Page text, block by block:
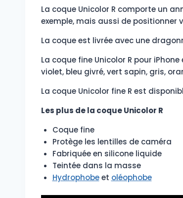
La coque Unicolor R comporte un
exemple, mais aussi de positionner
La coque est livrée avec une
La coque fine Unicolor R pour
violet, bleu givré, vert sapin, gris,
La coque Unicolor fine R est disponible
Les plus de la coque Unicolor R
Coque fine
Protège les lentilles de caméra
Fabriquée en silicone liquide
Teintée dans la masse
Hydrophobeet oléophobe